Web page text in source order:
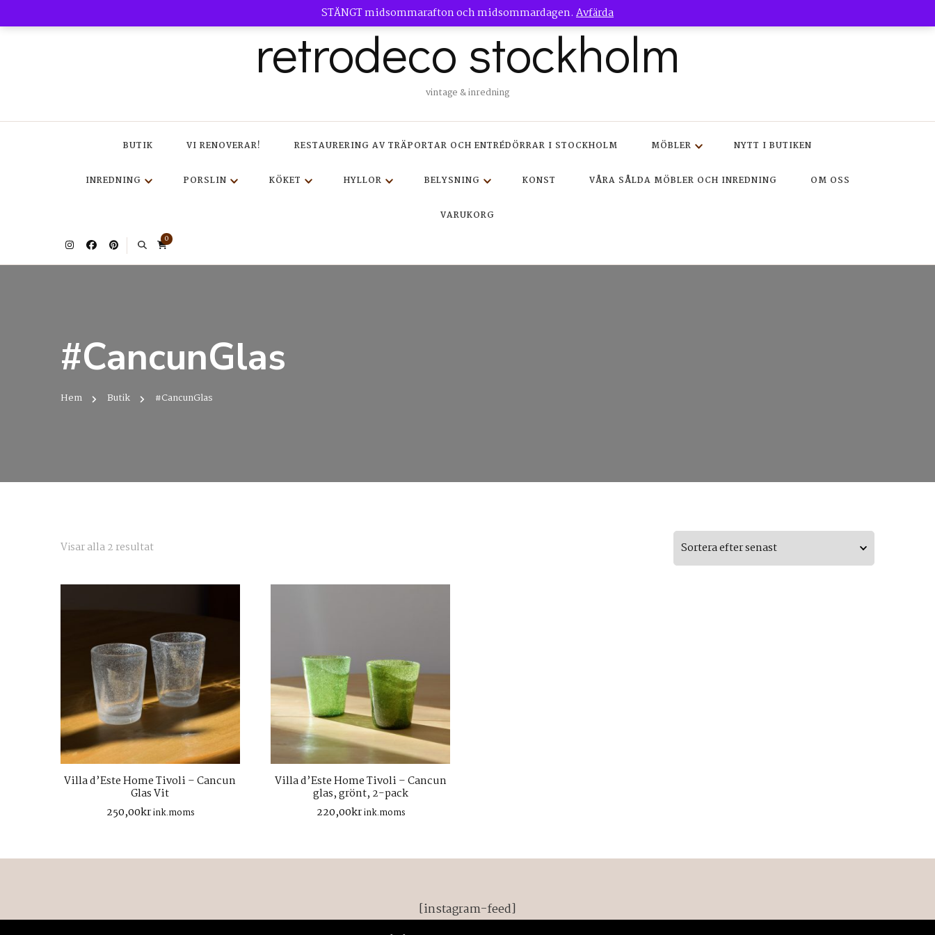
STÄNGT midsommarafton och midsommardagen. Avfärda
retrodeco stockholm
vintage & inredning
BUTIK VI RENOVERAR! RESTAURERING AV TRÄPORTAR OCH ENTRÉDÖRRAR I STOCKHOLM MÖBLER NYTT I BUTIKEN
INREDNING PORSLIN KÖKET HYLLOR BELYSNING KONST VÅRA SÅLDA MÖBLER OCH INREDNING OM OSS
VARUKORG
0
#CancunGlas
Hem Butik #CancunGlas
Visar alla 2 resultatSortera
senaste
Villa d’Este Home Tivoli – Cancun
Glas Vit
250,00krink.moms
Villa d’Este Home Tivoli – Cancun
glas, grönt, 2-pack
220,00krink.moms
[instagram-feed]